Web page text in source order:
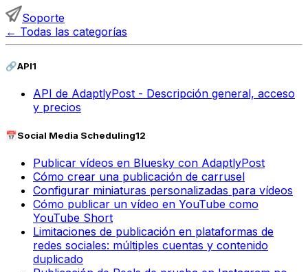
Soporte
← Todas las categorías
🔗API1
API de AdaptlyPost - Descripción general, acceso
y precios
📅Social Media Scheduling12
Publicar vídeos en Bluesky con AdaptlyPost
Cómo crear una publicación de carrusel
Configurar miniaturas personalizadas para vídeos
Cómo publicar un vídeo en YouTube como
YouTube Short
Limitaciones de publicación en plataformas de
redes sociales: múltiples cuentas y contenido
duplicado